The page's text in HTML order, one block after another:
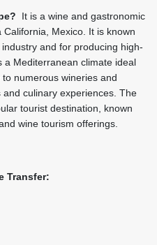
It is a wine and gastronomic
Mexico. It is known
and for producing high-
a Mediterranean climate ideal
numerous wineries and
culinary experiences. The
tourist destination, known
wine tourism offerings.
Transfer: